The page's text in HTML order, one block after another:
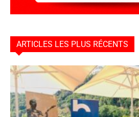
ARTICLES LES PLUS RÉCENTS